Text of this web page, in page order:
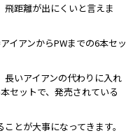
距離が出にくいと言えま
イアンからPWまでの6本セッ
長いアイアンの代わりに入れ
セットで、発売されている
とが大事になってきます。